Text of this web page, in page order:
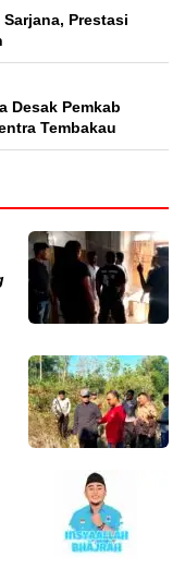
Prestasi
Desak Pemkab
Tembakau